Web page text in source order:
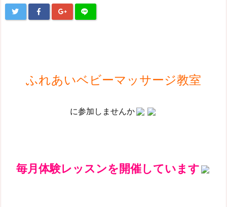
ふれあいベビーマッサージ教室
に参加しませんか
毎月体験レッスンを開催しています